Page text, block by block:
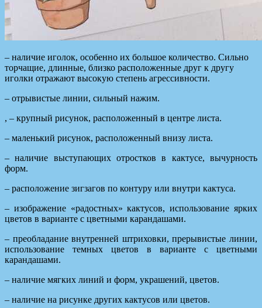
– наличие иголок, особенно их большое количество. Сильно
торчащие, длинные, близко расположенные друг к другу
иголки отражают высокую степень агрессивности.
– отрывистые линии, сильный нажим.
, – крупный рисунок, расположенный в центре листа.
– маленький рисунок, расположенный внизу листа.
– наличие выступающих отростков в кактусе, вычурность
форм.
– расположение зигзагов по контуру или внутри кактуса.
– изображение «радостных» кактусов, использование ярких
цветов в варианте с цветными карандашами.
– преобладание внутренней штриховки, прерывистые линии,
использование темных цветов в варианте с цветными
карандашами.
– наличие мягких линий и форм, украшений, цветов.
– наличие на рисунке других кактусов или цветов.